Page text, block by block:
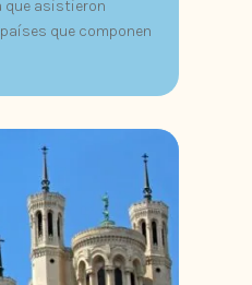
que asistieron
que componen